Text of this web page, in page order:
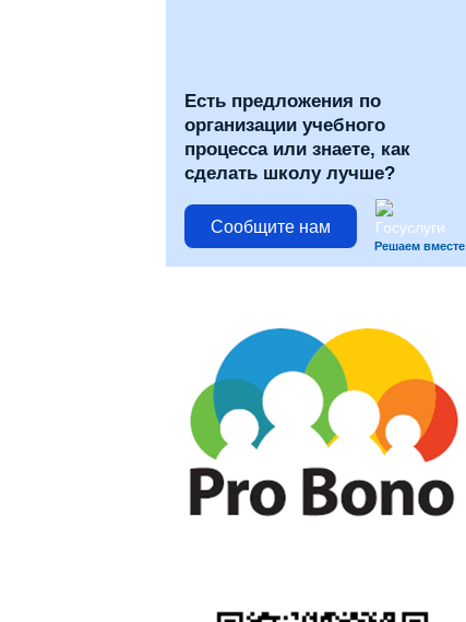
Есть предложения по
организации учебного
процесса или знаете, как
сделать школу лучше?
Сообщите нам
Решаем вместе